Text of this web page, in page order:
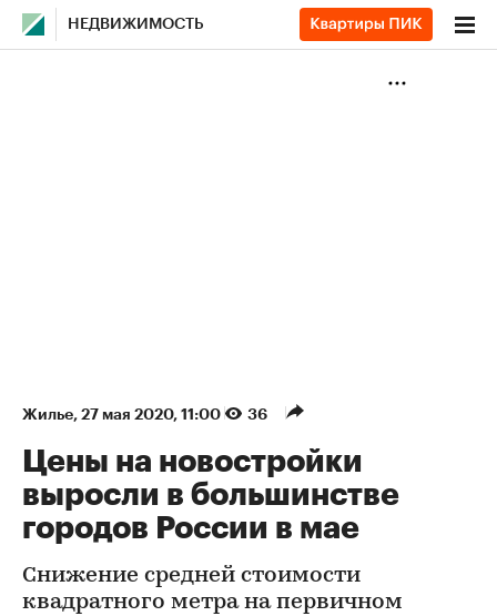
НЕДВИЖИМОСТЬ
Жилье⁠, 27 мая 2020, 11:00 36
Цены на новостройки
выросли в большинстве
городов России в мае
Снижение средней стоимости
квадратного метра на первичном